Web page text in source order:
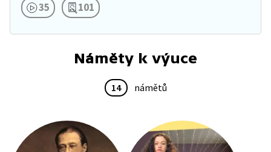
35 101
Náměty k výuce
14 námětů